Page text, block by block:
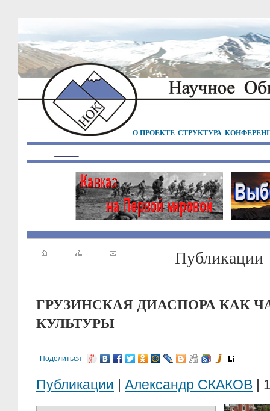
О ПРОЕКТЕ СТРУКТУРА
Публикации
ГРУЗИНСКАЯ ДИАСПОРА КАК
КУЛЬТУРЫ
Поделиться
Публикации | Александр СКАКОВ |